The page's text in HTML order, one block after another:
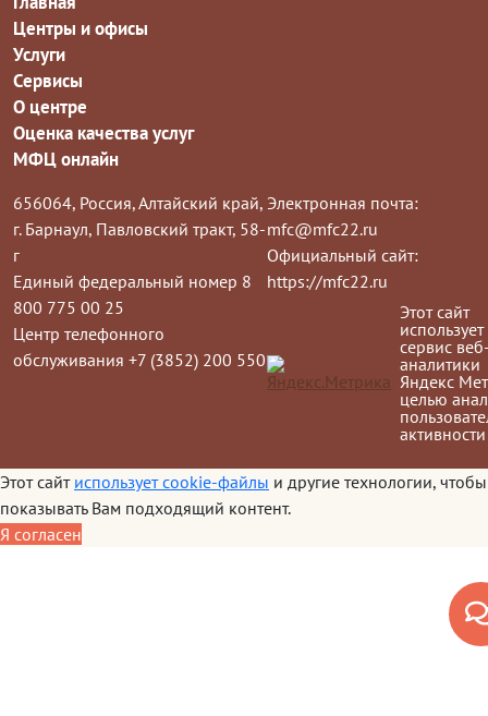
Центры и офисы
Услуги
Сервисы
О центре
Оценка качества услуг
МФЦ онлайн
656064, Россия, Алтайский край,
г. Барнаул, Павловский тракт, 58-
г
Единый федеральный номер 8
800 775 00 25
Центр телефонного
обслуживания +7 (3852) 200 550
Электронная почта:
mfc@mfc22.ru
Официальный сайт:
https://mfc22.ru
Этот сайт
использует
сервис
аналитики
Яндекс
целью
активности
Этот сайт использует cookie-файлы и другие технологии, чтобы
показывать Вам подходящий контент.
Я согласен